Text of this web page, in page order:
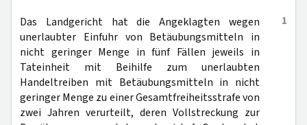
1
Das Landgericht hat die Angeklagten wegen
unerlaubter Einfuhr von Betäubungsmitteln in
nicht geringer Menge in fünf Fällen jeweils in
Tateinheit mit Beihilfe zum unerlaubten
Handeltreiben mit Betäubungsmitteln in nicht
geringer Menge zu einer Gesamtfreiheitsstrafe von
zwei Jahren verurteilt, deren Vollstreckung zur